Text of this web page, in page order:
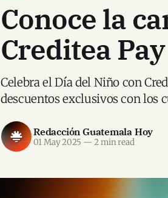
Conoce la
Creditea Pay
Celebra el Día del Niño con
descuentos exclusivos con los
Redacción Guatemala Hoy
01 May 2025 — 2 min read